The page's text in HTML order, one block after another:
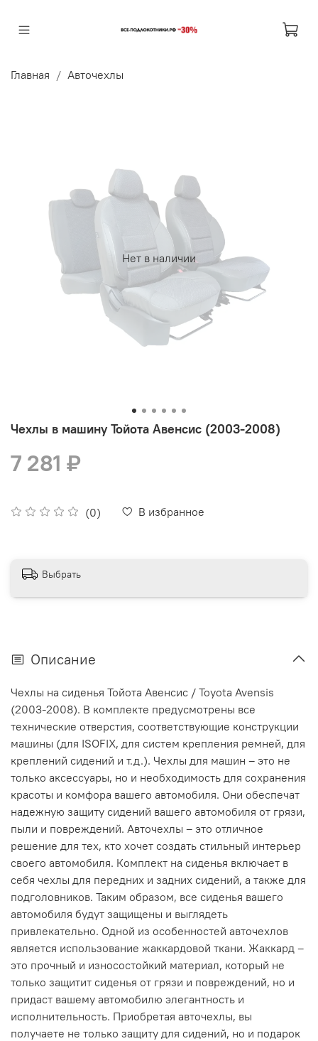
Главная Авточехлы
Нет в наличии
Чехлы в машину Тойота Авенсис (2003-2008)
(0) В избранное
7 281 ₽
Выбрать
Описание
Чехлы на сиденья Тойота Авенсис / Toyota Avensis
(2003-2008). В комплекте предусмотрены все
технические отверстия, соответствующие конструкции
машины (для ISOFIX, для систем крепления ремней, для
креплений сидений и т.д.). Чехлы для машин – это не
только аксессуары, но и необходимость для сохранения
красоты и комфора вашего автомобиля. Они обеспечат
надежную защиту сидений вашего автомобиля от грязи,
пыли и повреждений. Авточехлы – это отличное
решение для тех, кто хочет создать стильный интерьер
своего автомобиля. Комплект на сиденья включает в
себя чехлы для передних и задних сидений, а также для
подголовников. Таким образом, все сиденья вашего
автомобиля будут защищены и выглядеть
привлекательно. Одной из особенностей авточехлов
является использование жаккардовой ткани. Жаккард –
это прочный и износостойкий материал, который не
только защитит сиденья от грязи и повреждений, но и
придаст вашему автомобилю элегантность и
исполнительность. Приобретая авточехлы, вы
получаете не только защиту для сидений, но и подарок